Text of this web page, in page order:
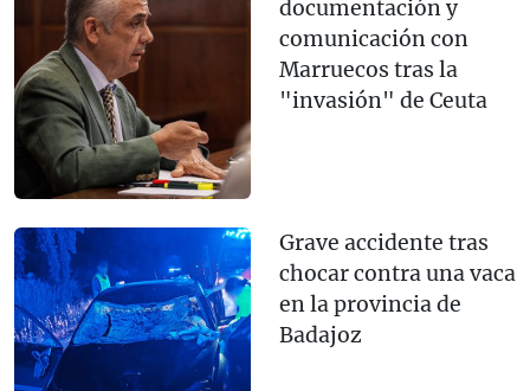
documentación y
comunicación con
Marruecos tras la
"invasión" de Ceuta
Grave accidente tras
chocar contra una vaca
en la provincia de
Badajoz